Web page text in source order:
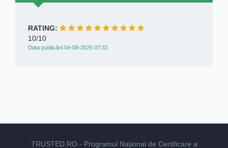
RATING:
10/10
Data publicării 04-08-2025 07:32
TRUSTED.RO - Programul Național de Certificare a